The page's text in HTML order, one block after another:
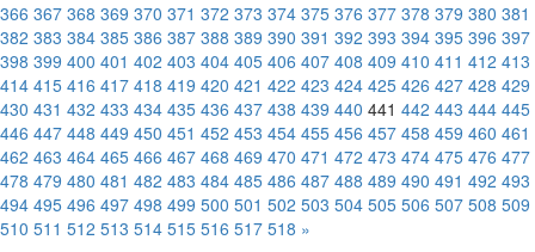
366 367 368 369 370 371 372 373 374 375 376 377 378 379 380 381
382 383 384 385 386 387 388 389 390 391 392 393 394 395 396 397
398 399 400 401 402 403 404 405 406 407 408 409 410 411 412 413
414 415 416 417 418 419 420 421 422 423 424 425 426 427 428 429
430 431 432 433 434 435 436 437 438 439 440 441 442 443 444 445
446 447 448 449 450 451 452 453 454 455 456 457 458 459 460 461
462 463 464 465 466 467 468 469 470 471 472 473 474 475 476 477
478 479 480 481 482 483 484 485 486 487 488 489 490 491 492 493
494 495 496 497 498 499 500 501 502 503 504 505 506 507 508 509
510 511 512 513 514 515 516 517 518 »